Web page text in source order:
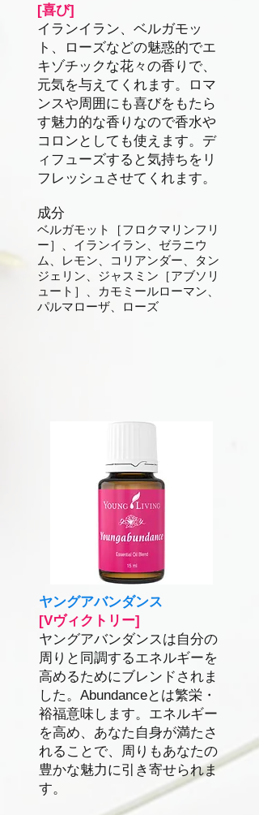
[喜び]
イランイラン、ベルガモッ
ト、ローズなどの魅惑的でエ
キゾチックな花々の香りで、
元気を与えてくれます。ロマ
ンスや周囲にも喜びをもたら
す魅力的な香りなので香水や
コロンとしても使えます。デ
ィフューズすると気持ちをリ
フレッシュさせてくれます。
成分
ベルガモット［フロクマリンフリ
ー］、イランイラン、ゼラニウ
ム、レモン、コリアンダー、タン
ジェリン、ジャスミン［アブソリ
ュート］、カモミールローマン、
パルマローザ、ローズ
ヤングアバンダンス
[Vヴィクトリー]
ヤングアバンダンスは自分の
周りと同調するエネルギーを
高めるためにブレンドされま
した。Abundanceとは繁栄・
裕福意味します。エネルギー
を高め、あなた自身が満たさ
れることで、周りもあなたの
豊かな魅力に引き寄せられま
す。